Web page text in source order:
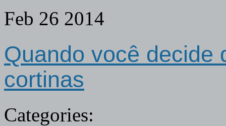
Feb 26 2014
Quando você decide
cortinas
Categories: